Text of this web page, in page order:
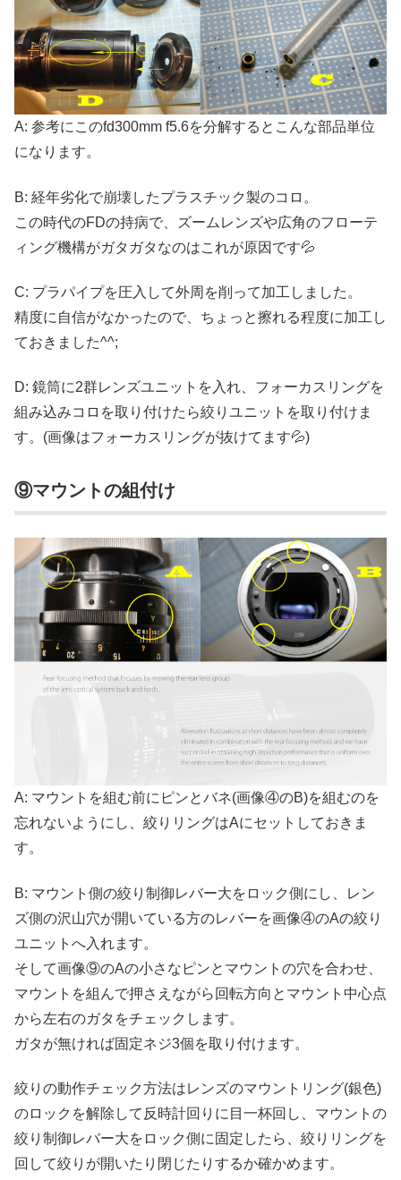
A: 参考にこのfd300mm f5.6を分解するとこんな部品単位
になります。
B: 経年劣化で崩壊したプラスチック製のコロ。
この時代のFDの持病で、ズームレンズや広角のフローテ
ィング機構がガタガタなのはこれが原因です💦
C: プラパイプを圧入して外周を削って加工しました。
精度に自信がなかったので、ちょっと擦れる程度に加工し
ておきました^^;
D: 鏡筒に2群レンズユニットを入れ、フォーカスリングを
組み込みコロを取り付けたら絞りユニットを取り付けま
す。(画像はフォーカスリングが抜けてます💦)
⑨マウントの組付け
A: マウントを組む前にピンとバネ(画像④のB)を組むのを
忘れないようにし、絞りリングはAにセットしておきま
す。
B: マウント側の絞り制御レバー大をロック側にし、レン
ズ側の沢山穴が開いている方のレバーを画像④のAの絞り
ユニットへ入れます。
そして画像⑨のAの小さなピンとマウントの穴を合わせ、
マウントを組んで押さえながら回転方向とマウント中心点
から左右のガタをチェックします。
ガタが無ければ固定ネジ3個を取り付けます。
絞りの動作チェック方法はレンズのマウントリング(銀色)
のロックを解除して反時計回りに目一杯回し、マウントの
絞り制御レバー大をロック側に固定したら、絞りリングを
回して絞りが開いたり閉じたりするか確かめます。